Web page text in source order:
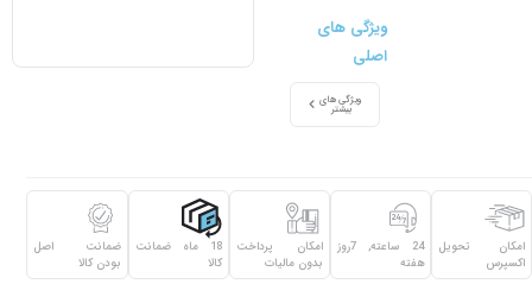
ویژگی های
اصلی
ویژگی های
بیشتر
امکان تحویل
اکسپرس
24 ساعته, 7روز
هفته
امکان پرداخت
بدون مالیات
18 ماه ضمانت
کالا
ضمانت اصل
بودن کالا